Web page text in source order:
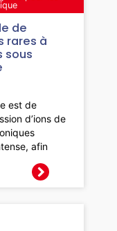
de
rares à
sous
est de
d’ions de
afin